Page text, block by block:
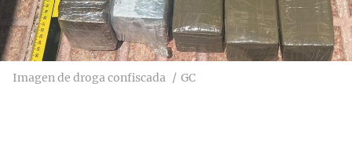
Imagen de droga confiscada GC